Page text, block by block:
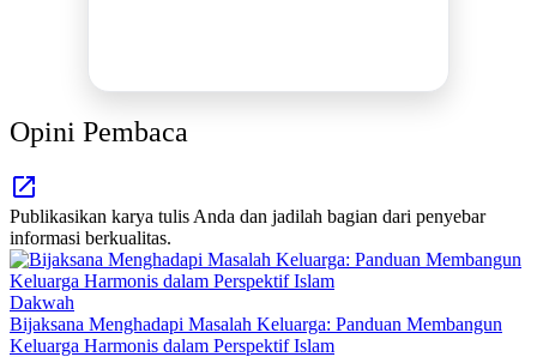
Opini Pembaca
Publikasikan karya tulis Anda dan jadilah bagian dari penyebar
informasi berkualitas.
Dakwah
Bijaksana Menghadapi Masalah Keluarga: Panduan Membangun
Keluarga Harmonis dalam Perspektif Islam